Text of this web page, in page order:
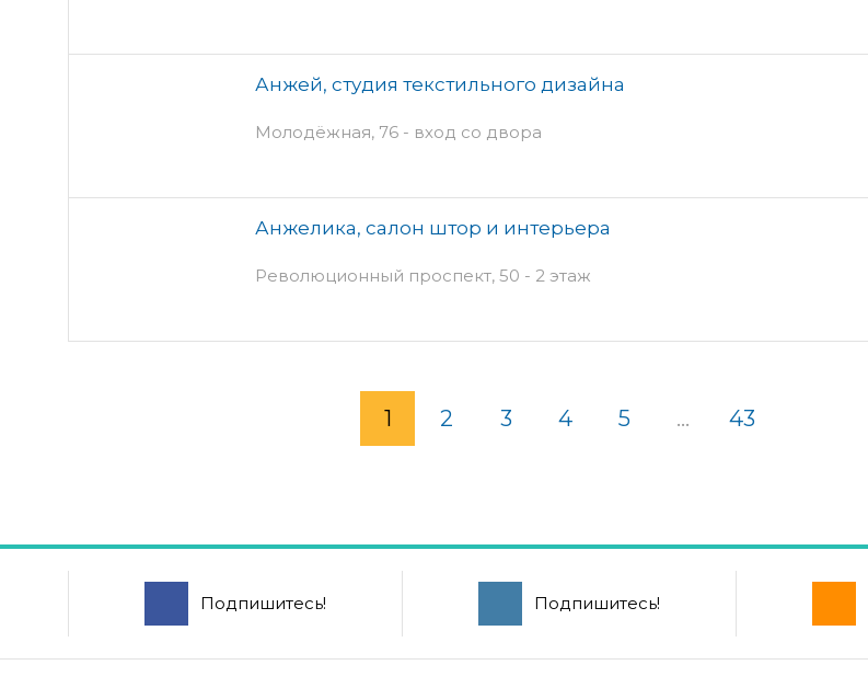
Анжей, студия текстильного дизайна
Молодёжная, 76 - вход со двора
Анжелика, салон штор и интерьера
Революционный проспект, 50 - 2 этаж
1 2 3 4 5 ... 43
Подпишитесь! Подпишитесь!